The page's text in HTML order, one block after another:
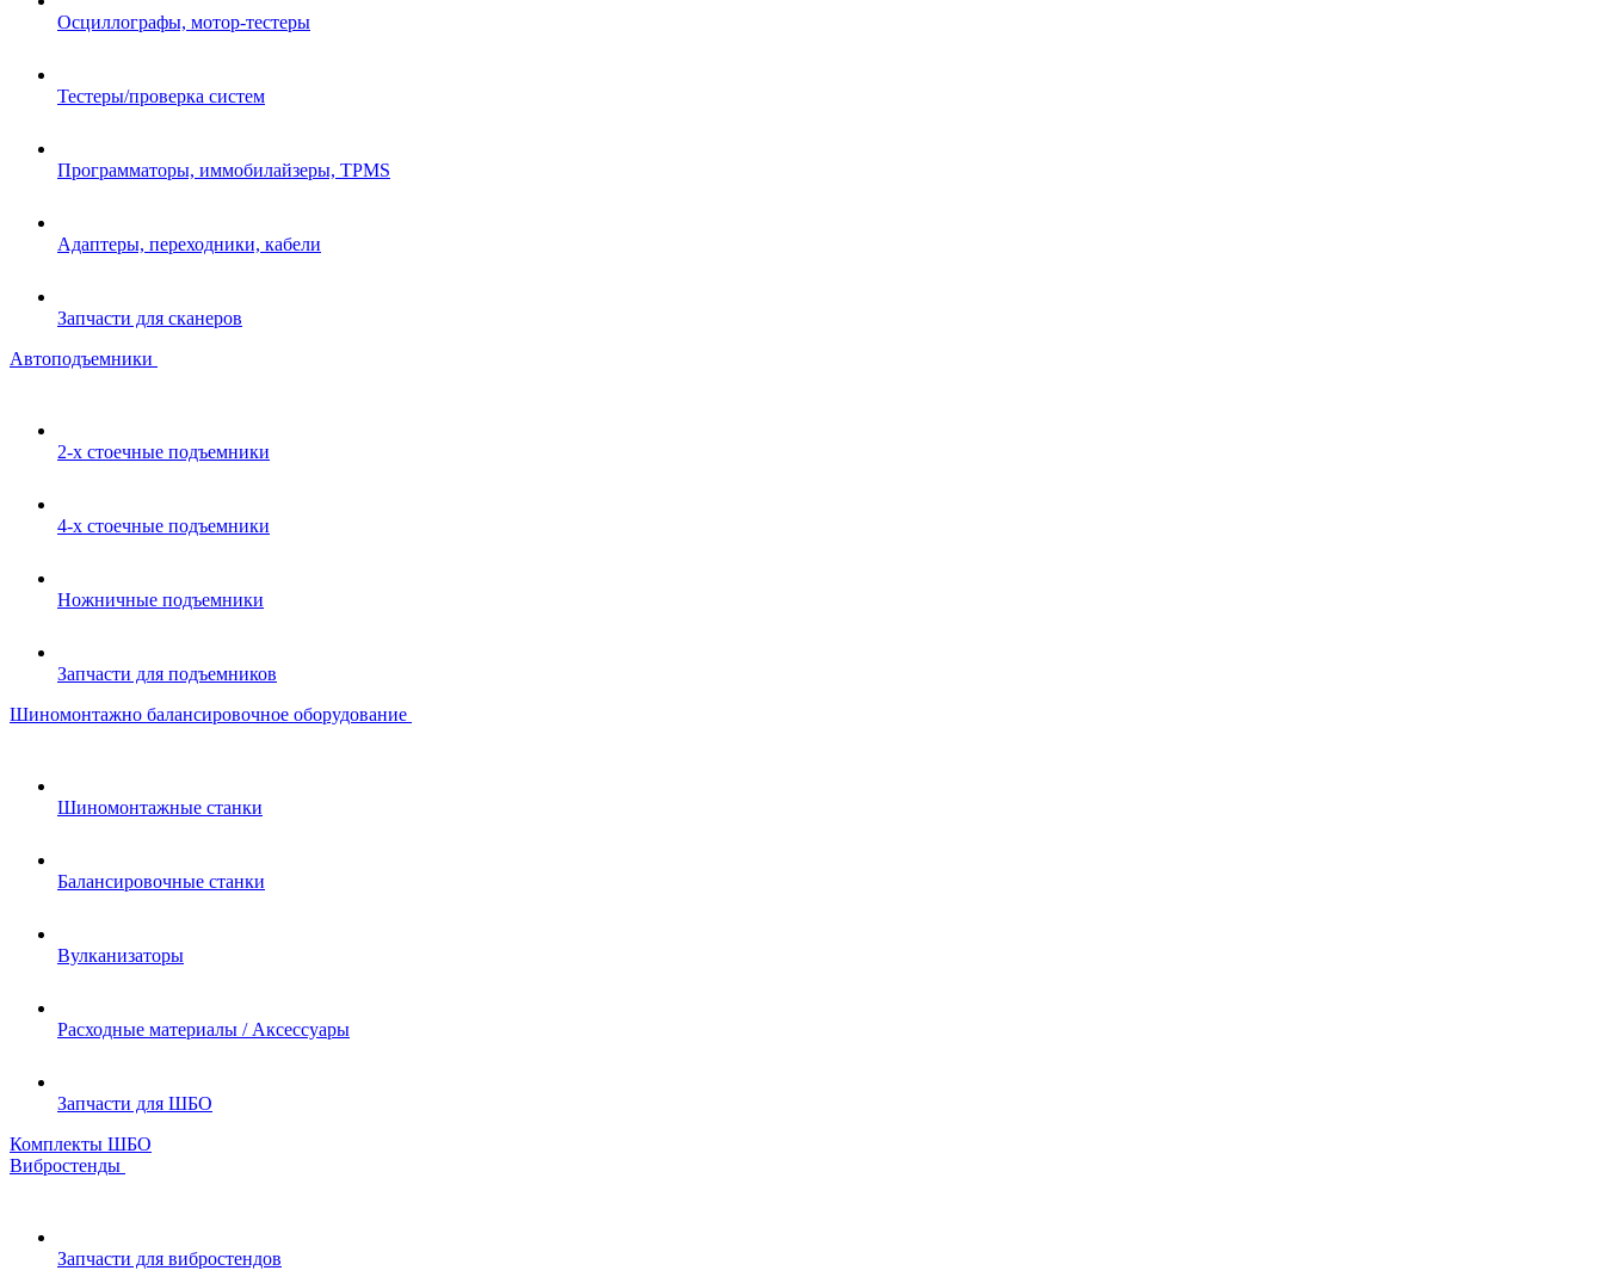
Осциллографы, мотор-тестеры
Тестеры/проверка систем
Программаторы, иммобилайзеры, TPMS
Адаптеры, переходники, кабели
Запчасти для сканеров
Автоподъемники
2-х стоечные подъемники
4-х стоечные подъемники
Ножничные подъемники
Запчасти для подъемников
Шиномонтажно балансировочное оборудование
Шиномонтажные станки
Балансировочные станки
Вулканизаторы
Расходные материалы / Аксессуары
Запчасти для ШБО
Комплекты ШБО
Вибростенды
Запчасти для вибростендов